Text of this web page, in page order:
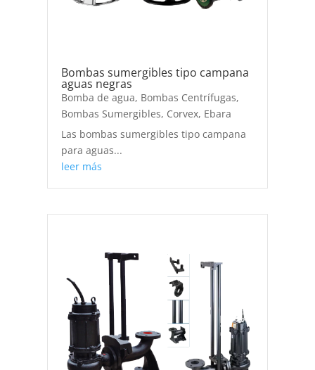
Bombas sumergibles tipo campana
aguas negras
Bomba de agua, Bombas Centrífugas,
Bombas Sumergibles, Corvex, Ebara
Las bombas sumergibles tipo campana
para aguas...
leer más